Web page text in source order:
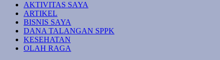
AKTIVITAS SAYA
ARTIKEL
BISNIS SAYA
DANA TALANGAN SPPK
KESEHATAN
OLAH RAGA